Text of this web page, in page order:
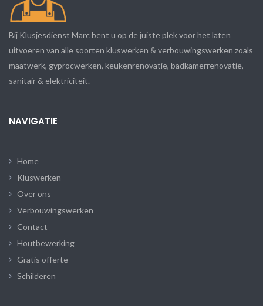
Bij Klusjesdienst Marc bent u op de juiste plek voor het laten
uitvoeren van alle soorten kluswerken & verbouwingswerken zoals
maatwerk, gyprocwerken, keukenrenovatie, badkamerrenovatie,
sanitair & elektriciteit.
NAVIGATIE
Home
Kluswerken
Over ons
Verbouwingswerken
Contact
Houtbewerking
Gratis offerte
Schilderen